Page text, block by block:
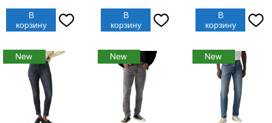
В
корзину
В
корзину
В
корзину